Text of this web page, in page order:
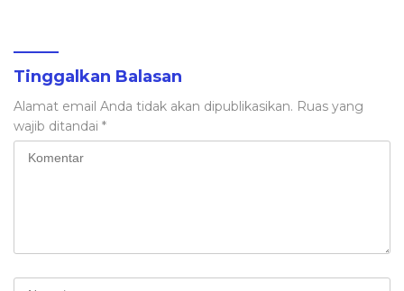
Tinggalkan Balasan
Alamat email Anda tidak akan dipublikasikan. Ruas yang
wajib ditandai *